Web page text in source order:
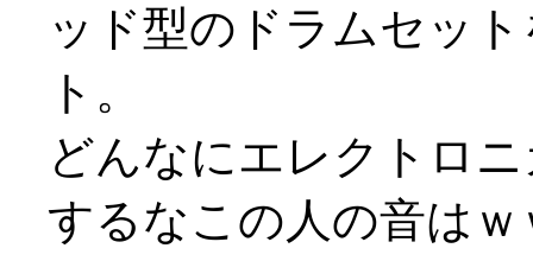
ッド型のドラムセッ
ト。
どんなにエレクトロ
するなこの人の音はｗ